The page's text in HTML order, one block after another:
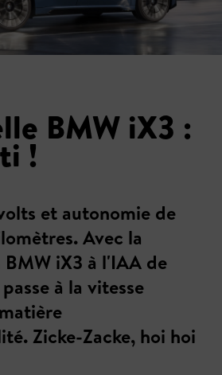
BMW iX3 :
!
et autonomie de
Avec la
iX3 à l'IAA de
à la vitesse
Zicke-Zacke, hoi hoi